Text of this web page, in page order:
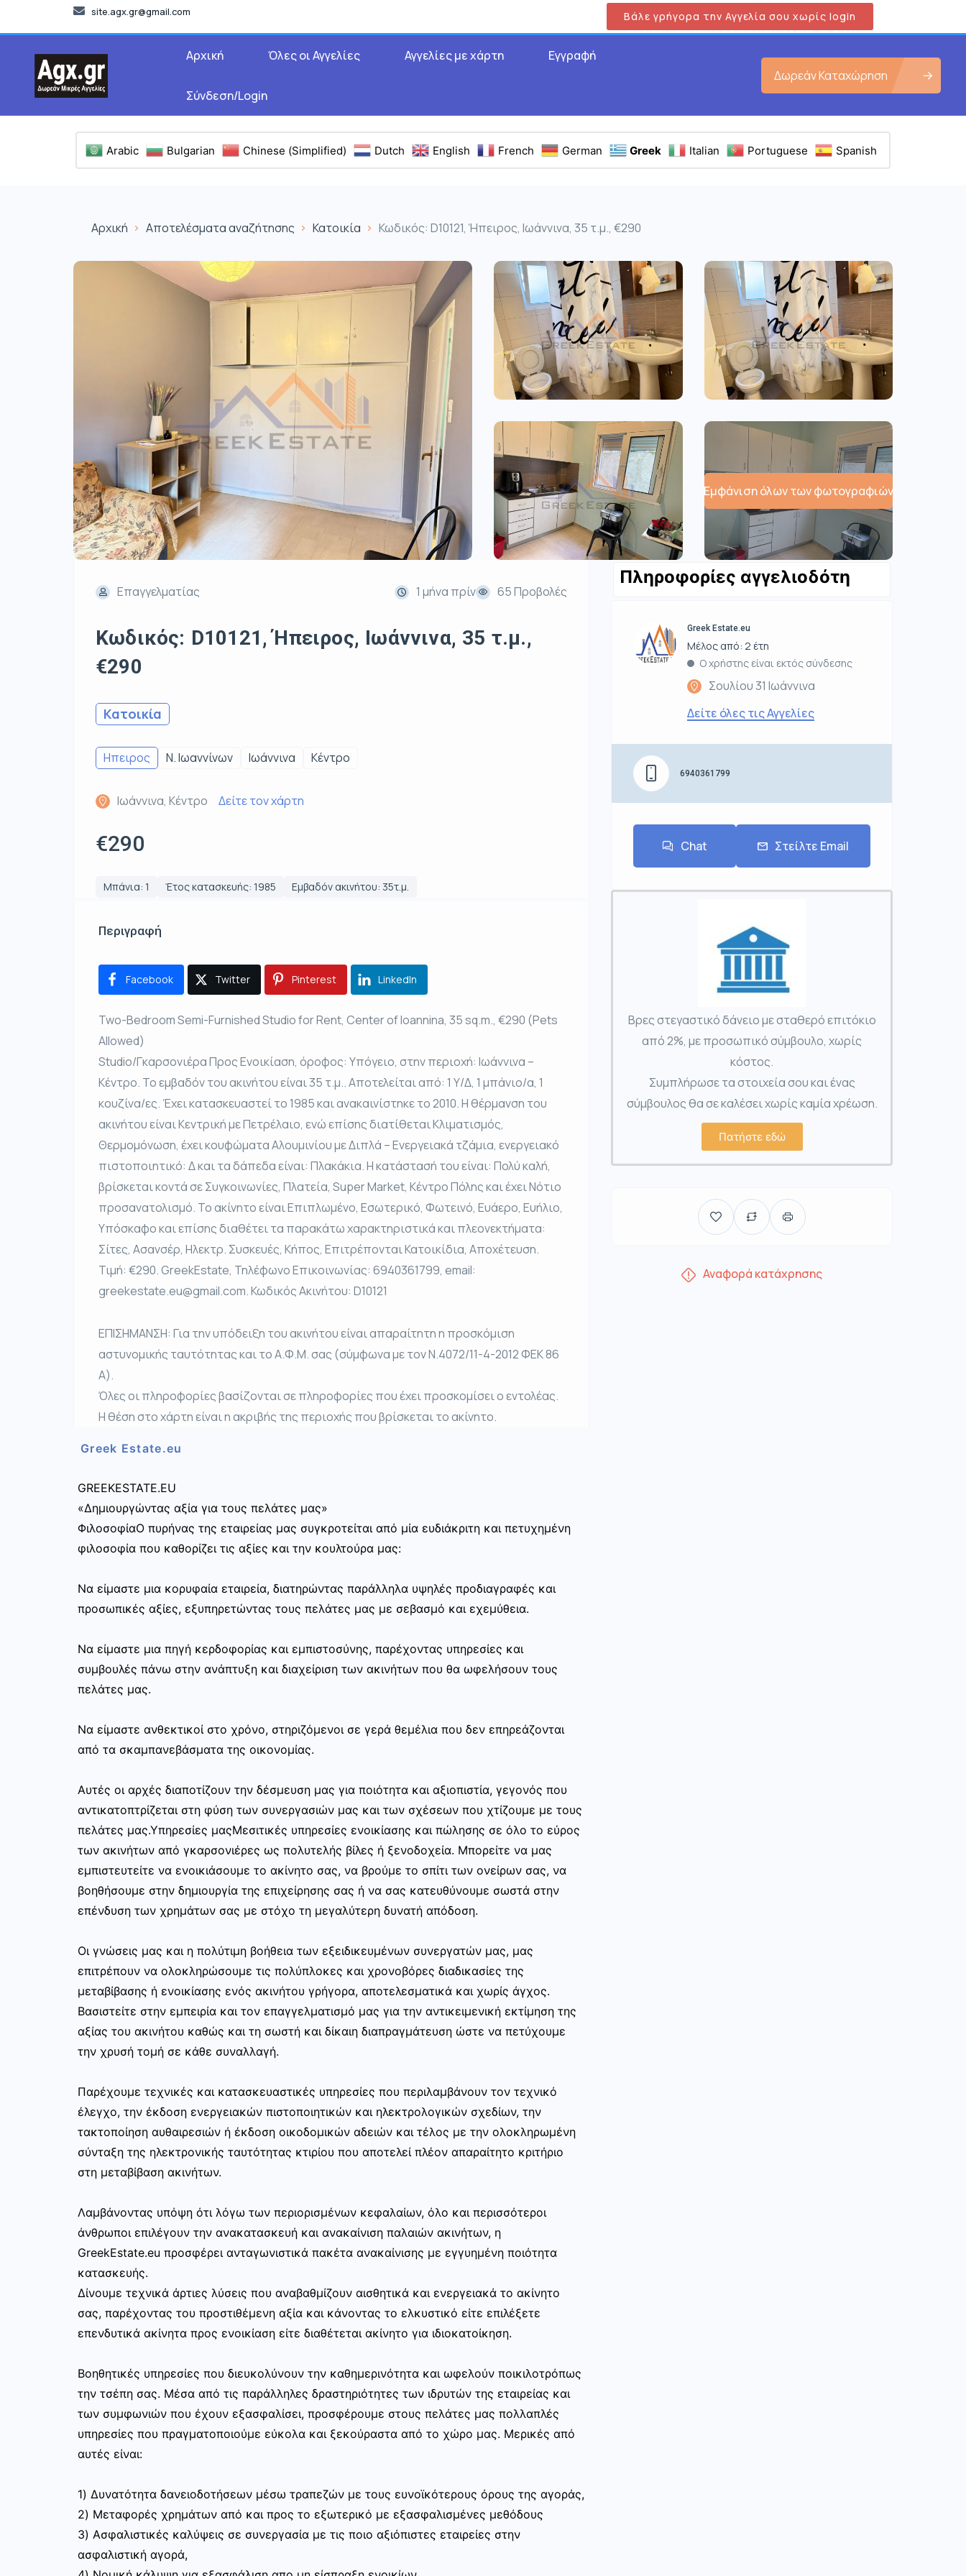
site.agx.gr@gmail.com Βάλε γρήγορα την Αγγελία σου χωρίς login
Αρχική Όλες οι Αγγελίες Αγγελίες με χάρτη Εγγραφή
Σύνδεση/Login
Δωρεάν Καταχώρηση
Arabic Bulgarian Chinese (Simplified) Dutch English French German Greek Italian Portuguese Spanish
Αρχική Αποτελέσματα αναζήτησης Κατοικία Κωδικός: D10121, Ήπειρος, Ιωάννινα, 35 τ.μ., €290
Εμφάνιση όλων των φωτογραφιών
Επαγγελματίας 1 μήνα πρίν 65 Προβολές
Κωδικός: D10121, Ήπειρος, Ιωάννινα, 35 τ.μ.,
€290
Κατοικία
Ηπειρος Ν. Ιωαννίνων Ιωάννινα Κέντρο
Ιωάννινα, Κέντρο Δείτε τον χάρτη
€290
Μπάνια: 1 Έτος κατασκευής: 1985 Εμβαδόν ακινήτου: 35τ.μ.
Περιγραφή
Facebook Twitter Pinterest LinkedIn
Two-Bedroom Semi-Furnished Studio for Rent, Center of Ioannina, 35 sq.m., €290 (Pets
Allowed)
Studio/Γκαρσονιέρα Προς Ενοικίαση, όροφος: Υπόγειο, στην περιοχή: Ιωάννινα –
Κέντρο. Το εμβαδόν του ακινήτου είναι 35 τ.μ.. Αποτελείται από: 1 Υ/Δ, 1 μπάνιο/α, 1
κουζίνα/ες. Έχει κατασκευαστεί το 1985 και ανακαινίστηκε το 2010. Η θέρμανση του
ακινήτου είναι Κεντρική με Πετρέλαιο, ενώ επίσης διατίθεται Κλιματισμός,
Θερμομόνωση, έχει κουφώματα Αλουμινίου με Διπλά – Ενεργειακά τζάμια, ενεργειακό
πιστοποιητικό: Δ και τα δάπεδα είναι: Πλακάκια. Η κατάστασή του είναι: Πολύ καλή,
βρίσκεται κοντά σε Συγκοινωνίες, Πλατεία, Super Market, Κέντρο Πόλης και έχει Νότιο
προσανατολισμό. Το ακίνητο είναι Επιπλωμένο, Εσωτερικό, Φωτεινό, Ευάερο, Ευήλιο,
Υπόσκαφο και επίσης διαθέτει τα παρακάτω χαρακτηριστικά και πλεονεκτήματα:
Σίτες, Ασανσέρ, Ηλεκτρ. Συσκευές, Κήπος, Επιτρέπονται Κατοικίδια, Αποχέτευση.
Τιμή: €290. GreekEstate, Τηλέφωνο Επικοινωνίας: 6940361799, email:
greekestate.eu@gmail.com. Κωδικός Ακινήτου: D10121
ΕΠΙΣΗΜΑΝΣΗ: Για την υπόδειξη του ακινήτου είναι απαραίτητη η προσκόμιση
αστυνομικής ταυτότητας και το Α.Φ.Μ. σας (σύμφωνα με τον Ν.4072/11-4-2012 ΦΕΚ 86
Α).
Όλες οι πληροφορίες βασίζονται σε πληροφορίες που έχει προσκομίσει ο εντολέας.
Η θέση στο χάρτη είναι η ακριβής της περιοχής που βρίσκεται το ακίνητο.
Greek Estate.eu
GREEKESTATE.EU
«Δημιουργώντας αξία για τους πελάτες μας»
ΦιλοσοφίαΟ πυρήνας της εταιρείας μας συγκροτείται από μία ευδιάκριτη και πετυχημένη
φιλοσοφία που καθορίζει τις αξίες και την κουλτούρα μας:
Να είμαστε μια κορυφαία εταιρεία, διατηρώντας παράλληλα υψηλές προδιαγραφές και
προσωπικές αξίες, εξυπηρετώντας τους πελάτες μας με σεβασμό και εχεμύθεια.
Να είμαστε μια πηγή κερδοφορίας και εμπιστοσύνης, παρέχοντας υπηρεσίες και
συμβουλές πάνω στην ανάπτυξη και διαχείριση των ακινήτων που θα ωφελήσουν τους
πελάτες μας.
Να είμαστε ανθεκτικοί στο χρόνο, στηριζόμενοι σε γερά θεμέλια που δεν επηρεάζονται
από τα σκαμπανεβάσματα της οικονομίας.
Αυτές οι αρχές διαποτίζουν την δέσμευση μας για ποιότητα και αξιοπιστία, γεγονός που
αντικατοπτρίζεται στη φύση των συνεργασιών μας και των σχέσεων που χτίζουμε με τους
πελάτες μας.Υπηρεσίες μαςΜεσιτικές υπηρεσίες ενοικίασης και πώλησης σε όλο το εύρος
των ακινήτων από γκαρσονιέρες ως πολυτελής βίλες ή ξενοδοχεία. Μπορείτε να μας
εμπιστευτείτε να ενοικιάσουμε το ακίνητο σας, να βρούμε το σπίτι των ονείρων σας, να
βοηθήσουμε στην δημιουργία της επιχείρησης σας ή να σας κατευθύνουμε σωστά στην
επένδυση των χρημάτων σας με στόχο τη μεγαλύτερη δυνατή απόδοση.
Οι γνώσεις μας και η πολύτιμη βοήθεια των εξειδικευμένων συνεργατών μας, μας
επιτρέπουν να ολοκληρώσουμε τις πολύπλοκες και χρονοβόρες διαδικασίες της
μεταβίβασης ή ενοικίασης ενός ακινήτου γρήγορα, αποτελεσματικά και χωρίς άγχος.
Βασιστείτε στην εμπειρία και τον επαγγελματισμό μας για την αντικειμενική εκτίμηση της
αξίας του ακινήτου καθώς και τη σωστή και δίκαιη διαπραγμάτευση ώστε να πετύχουμε
την χρυσή τομή σε κάθε συναλλαγή.
Παρέχουμε τεχνικές και κατασκευαστικές υπηρεσίες που περιλαμβάνουν τον τεχνικό
έλεγχο, την έκδοση ενεργειακών πιστοποιητικών και ηλεκτρολογικών σχεδίων, την
τακτοποίηση αυθαιρεσιών ή έκδοση οικοδομικών αδειών και τέλος με την ολοκληρωμένη
σύνταξη της ηλεκτρονικής ταυτότητας κτιρίου που αποτελεί πλέον απαραίτητο κριτήριο
στη μεταβίβαση ακινήτων.
Λαμβάνοντας υπόψη ότι λόγω των περιορισμένων κεφαλαίων, όλο και περισσότεροι
άνθρωποι επιλέγουν την ανακατασκευή και ανακαίνιση παλαιών ακινήτων, η
GreekEstate.eu προσφέρει ανταγωνιστικά πακέτα ανακαίνισης με εγγυημένη ποιότητα
κατασκευής.
Δίνουμε τεχνικά άρτιες λύσεις που αναβαθμίζουν αισθητικά και ενεργειακά το ακίνητο
σας, παρέχοντας του προστιθέμενη αξία και κάνοντας το ελκυστικό είτε επιλέξετε
επενδυτικά ακίνητα προς ενοικίαση είτε διαθέτεται ακίνητο για ιδιοκατοίκηση.
Βοηθητικές υπηρεσίες που διευκολύνουν την καθημερινότητα και ωφελούν ποικιλοτρόπως
την τσέπη σας. Μέσα από τις παράλληλες δραστηριότητες των ιδρυτών της εταιρείας και
των συμφωνιών που έχουν εξασφαλίσει, προσφέρουμε στους πελάτες μας πολλαπλές
υπηρεσίες που πραγματοποιούμε εύκολα και ξεκούραστα από το χώρο μας. Μερικές από
αυτές είναι:
1) Δυνατότητα δανειοδοτήσεων μέσω τραπεζών με τους ευνοϊκότερους όρους της αγοράς,
2) Μεταφορές χρημάτων από και προς το εξωτερικό με εξασφαλισμένες μεθόδους
3) Ασφαλιστικές καλύψεις σε συνεργασία με τις ποιο αξιόπιστες εταιρείες στην
ασφαλιστική αγορά,
Πληροφορίες αγγελιοδότη
Greek Estate.eu
Μέλος από: 2 έτη
Ο χρήστης είναι εκτός σύνδεσης
Σουλίου 31 Ιωάννινα
Δείτε όλες τις Αγγελίες
6940361799
Chat Στείλτε Email
Βρες στεγαστικό δάνειο με σταθερό επιτόκιο
από 2%, με προσωπικό σύμβουλο, χωρίς
κόστος.
Συμπλήρωσε τα στοιχεία σου και ένας
σύμβουλος θα σε καλέσει χωρίς καμία χρέωση.
Πατήστε εδώ
Αναφορά κατάχρησης